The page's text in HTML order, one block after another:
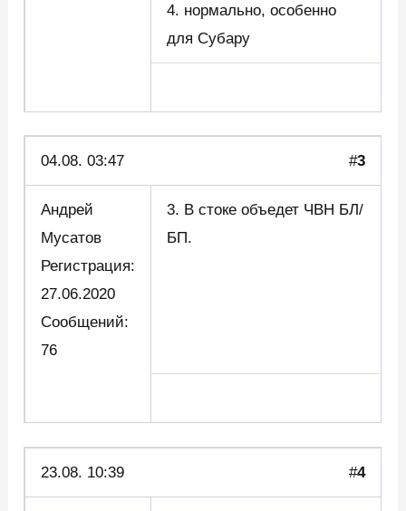
4. нормально, особенно
для Субару
04.08. 03:47 #3
Андрей
Мусатов
Регистрация:
27.06.2020
Сообщений:
76
3. В стоке объедет ЧВН БЛ/
БП.
23.08. 10:39 #4